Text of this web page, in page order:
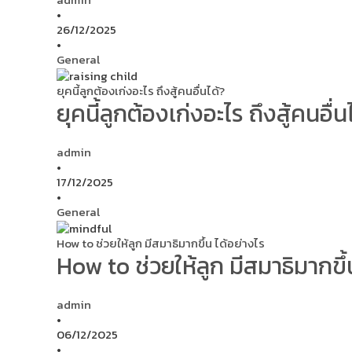
•
26/12/2025
•
General
ยุคนี้ลูกต้องเก่งอะไร ถึงสู้คนอื่นได้?
ยุคนี้ลูกต้องเก่งอะไร ถึงสู้คนอื่น
admin
•
17/12/2025
•
General
How to ช่วยให้ลูก มีสมาธิมากขึ้น ได้อย่างไร
How to ช่วยให้ลูก มีสมาธิมากขึ้
admin
•
06/12/2025